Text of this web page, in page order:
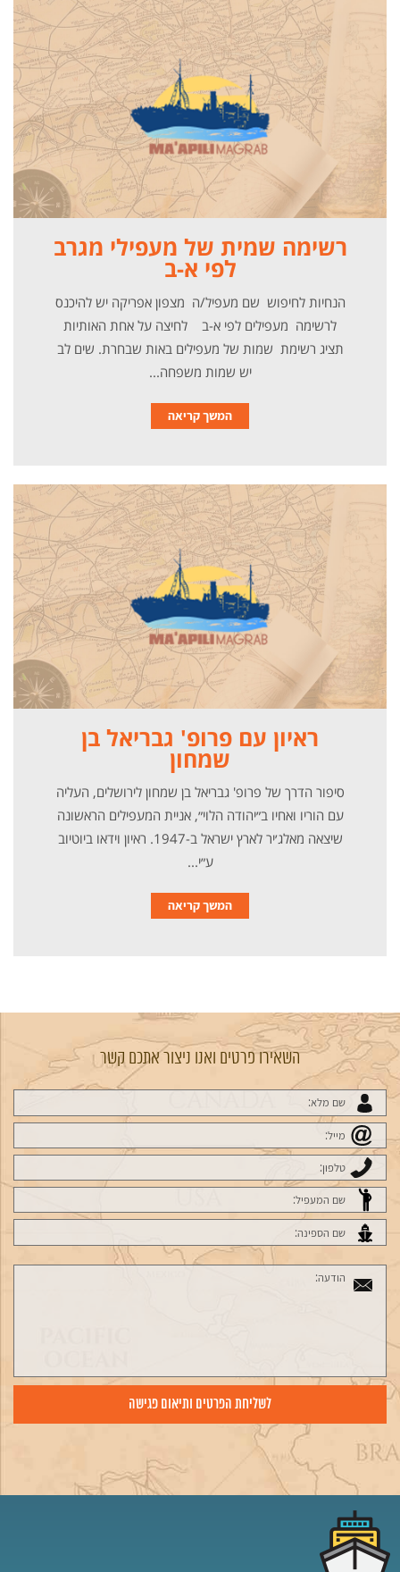
רשימה שמית של מעפילי מגרב
לפי א-ב
הנחיות לחיפוש שם מעפיל/ה מצפון אפריקה יש להיכנס
לרשימה מעפילים לפי א-ב לחיצה על אחת האותיות
תציג רשימת שמות של מעפילים באות שבחרת. שים לב
יש שמות משפחה...
המשך קריאה
ראיון עם פרופ' גבריאל בן
שמחון
סיפור הדרך של פרופ' גבריאל בן שמחון לירושלים, העליה
עם הוריו ואחיו ב״יהודה הלוי״, אניית המעפילים הראשונה
שיצאה מאלג׳יר לארץ ישראל ב-1947. ראיון וידאו ביוטיוב
ע״י...
המשך קריאה
השאירו פרטים ואנו ניצור אתכם קשר